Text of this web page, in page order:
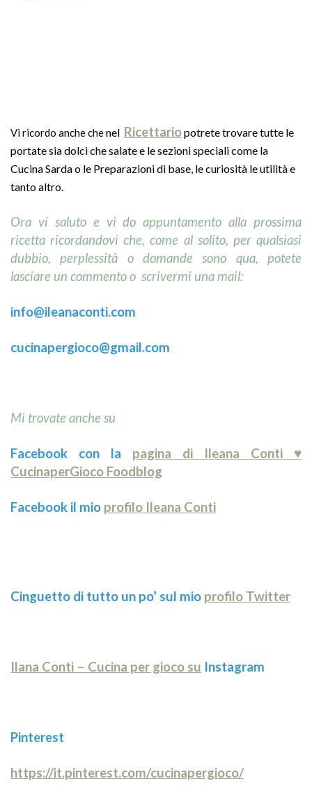
Vi ricordo anche chenel Ricettariopotrete trovare tutte le
portate sia dolci che salate e le sezioni speciali come la
Cucina Sarda o le Preparazioni di base, le curiosità le utilità e
tanto altro.
Ora vi saluto e vi do appuntamentoalla prossima
ricetta ricordandovi che, come al solito, per qualsiasi
dubbio, perplessità o domande sono qua, potete
lasciare un commento o scrivermi una mail:
info@ileanaconti.com
cucinapergioco@gmail.com
Mi trovate anche su
Facebook con la pagina di Ileana Conti ♥
CucinaperGioco Foodblog
Facebook il mio profilo Ileana Conti
Cinguetto di tutto un po’ sul mio profilo Twitter
Ilana Conti – Cucina per gioco su Instagram
Pinterest
https://it.pinterest.com/cucinapergioco/